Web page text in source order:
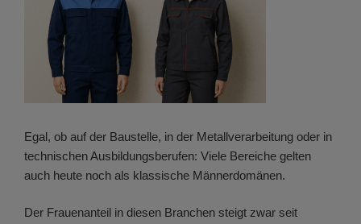
Egal, ob auf der Baustelle, in der Metallverarbeitung oder in
technischen Ausbildungsberufen: Viele Bereiche gelten
auch heute noch als klassische Männerdomänen.
Der Frauenanteil in diesen Branchen steigt zwar seit